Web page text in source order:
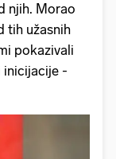
njih. Morao
tih užasnih
pokazivali
inicijacije -